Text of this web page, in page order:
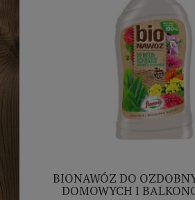
BIONAWÓZ DO
DOMOWYCH I